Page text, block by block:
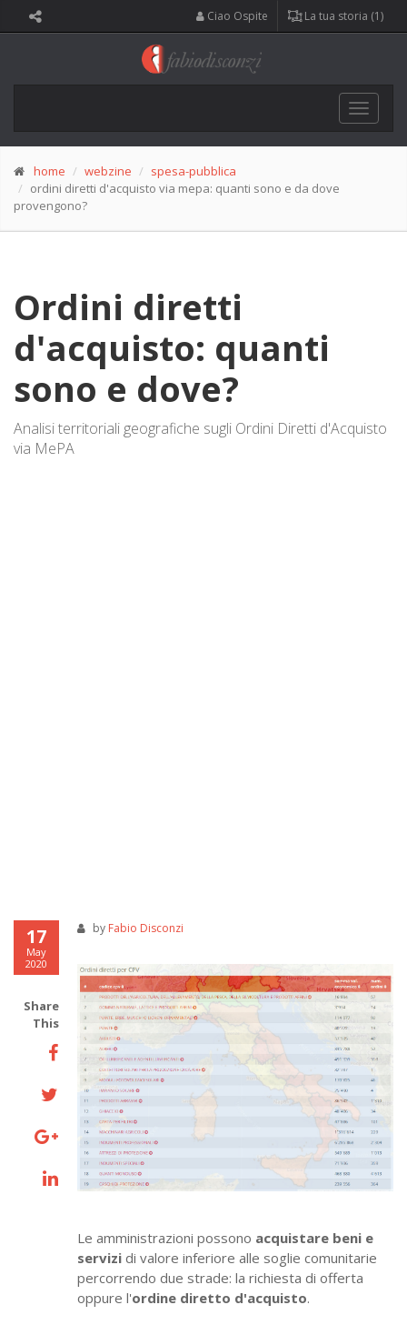
Ciao Ospite La tua storia (1)
Toggle
home webzine
spesa-pubblica
ordini diretti d'acquisto via mepa: quanti sono e da dove
provengono?
Ordini diretti
d'acquisto: quanti
sono e dove?
Analisi territoriali geografiche sugli Ordini Diretti d'Acquisto
via MePA
17
May
2020
Share
This
by Fabio Disconzi
Le amministrazioni possono acquistare beni e
servizi di valore inferiore alle soglie comunitarie
percorrendo due strade: la richiesta di offerta
oppure l'ordine diretto d'acquisto.